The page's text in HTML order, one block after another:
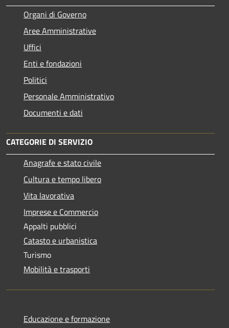
Organi di Governo
Aree Amministrative
Uffici
Enti e fondazioni
Politici
Personale Amministrativo
Documenti e dati
CATEGORIE DI SERVIZIO
Anagrafe e stato civile
Cultura e tempo libero
Vita lavorativa
Imprese e Commercio
Appalti pubblici
Catasto e urbanistica
Turismo
Mobilità e trasporti
Educazione e formazione